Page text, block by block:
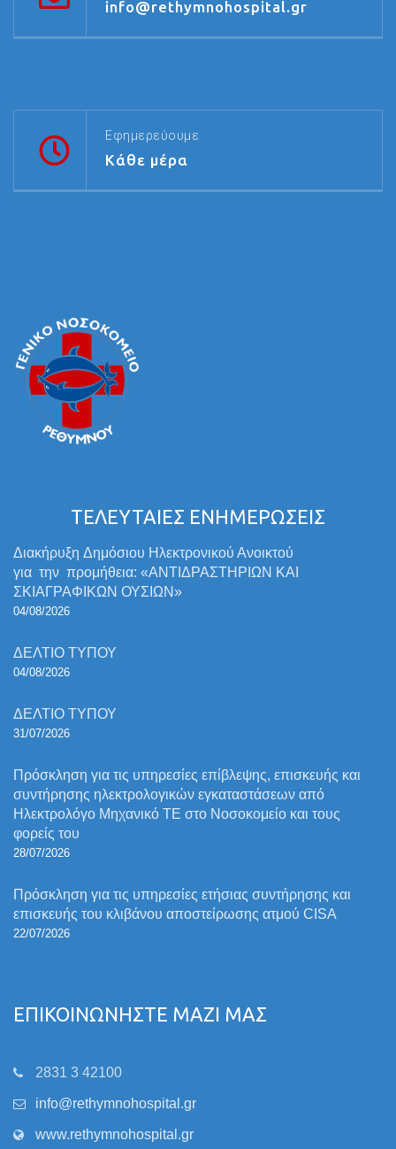
info@rethymnohospital.gr
Εφημερεύουμε
Κάθε μέρα
ΤΕΛΕΥΤΑΙΕΣ ΕΝΗΜΕΡΩΣΕΙΣ
Διακήρυξη Δημόσιου Ηλεκτρονικού Ανοικτού
για την προμήθεια: «ΑΝΤΙΔΡΑΣΤΗΡΙΩΝ ΚΑΙ
ΣΚΙΑΓΡΑΦΙΚΩΝ ΟΥΣΙΩΝ»
04/08/2026
ΔΕΛΤΙΟ ΤΥΠΟΥ
04/08/2026
ΔΕΛΤΙΟ ΤΥΠΟΥ
31/07/2026
Πρόσκληση για τις υπηρεσίες επίβλεψης, επισκευής και
συντήρησης ηλεκτρολογικών εγκαταστάσεων από
Ηλεκτρολόγο Μηχανικό ΤΕ στο Νοσοκομείο και τους
φορείς του
28/07/2026
Πρόσκληση για τις υπηρεσίες ετήσιας συντήρησης και
επισκευής του κλιβάνου αποστείρωσης ατμού CISA
22/07/2026
ΕΠΙΚΟΙΝΩΝΗΣΤΕ ΜΑΖΙ ΜΑΣ
2831 3 42100
info@rethymnohospital.gr
www.rethymnohospital.gr